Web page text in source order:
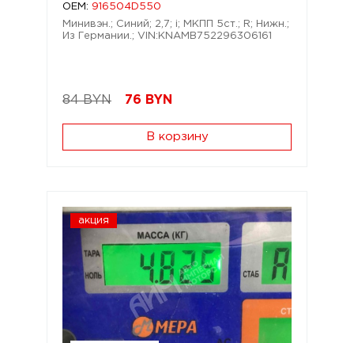
OEM: 916504D550
Минивэн.; Синий; 2,7; i; МКПП 5ст.; R; Нижн.;
Из Германии.; VIN:KNAMB752296306161
84 BYN 76 BYN
В корзину
акция